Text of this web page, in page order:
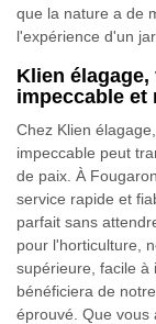
que la nature a de
l'expérience d'un
Klien
impeccable et
Chez Klien
impeccable peut
de paix. À
service rapide et
parfait sans
pour l'horticulture,
supérieure, facile à
bénéficiera de
éprouvé. Que vous